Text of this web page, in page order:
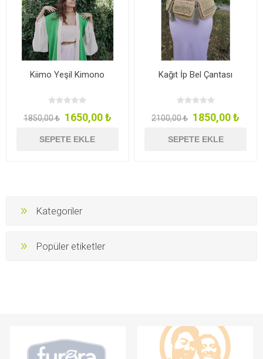
Kiimo Yeşil Kimono
1850,00 ₺ 1650,00 ₺
SEPETE EKLE
Kağıt İp Bel Çantası
2100,00 ₺ 1850,00 ₺
SEPETE EKLE
Kategoriler
Popüler etiketler